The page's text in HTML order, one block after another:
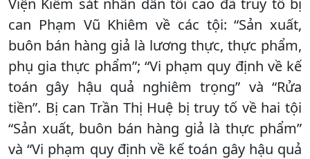
Viện Kiểm sát nhân dân tối cao đã truy tố bị
can Phạm Vũ Khiêm về các tội: “Sản xuất,
buôn bán hàng giả là lương thực, thực phẩm,
phụ gia thực phẩm”; “Vi phạm quy định về kế
toán gây hậu quả nghiêm trọng” và “Rửa
tiền”. Bị can Trần Thị Huệ bị truy tố về hai tội
“Sản xuất, buôn bán hàng giả là thực phẩm”
và “Vi phạm quy định về kế toán gây hậu quả